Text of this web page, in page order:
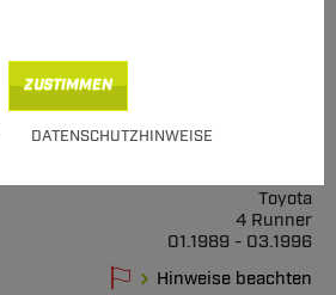
DATENSCHUTZHINWEISE
ZUSTIMMEN
Toyota
4 Runner
01.1989 - 03.1996
Hinweise beachten